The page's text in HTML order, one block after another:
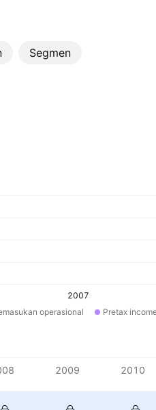
Segmen
2007
operasional Pretax
2009 2010